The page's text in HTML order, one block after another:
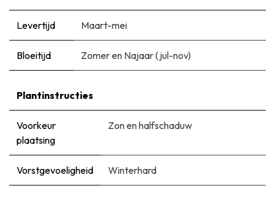
Levertijd Maart-mei
Bloeitijd Zomer en Najaar (jul-nov)
Plantinstructies
Voorkeur
plaatsing
Zon en halfschaduw
Vorstgevoeligheid Winterhard